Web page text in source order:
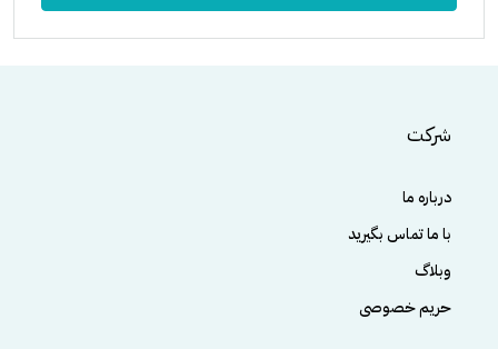
شرکت
درباره ما
با ما تماس بگیرید
وبلاگ
حریم خصوصی